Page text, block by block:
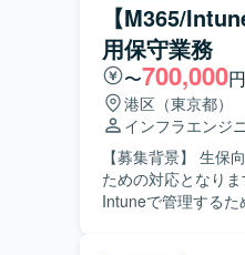
【M365/
用保守業務
〜700,000
港区（東京都）
インフラエンジ
【募集背景】 生保
ための対応となります。 【作業内容】 Apple Business Managerに登録され
Intuneで管理する